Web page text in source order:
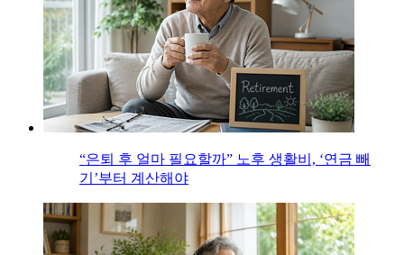
“은퇴 후 얼마 필요할까” 노후 생활비, ‘연금 빼
기’부터 계산해야